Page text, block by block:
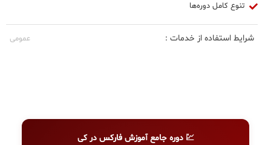
تنوع کامل دوره‌ها
شرایط استفاده از خدمات : عمومی
💹 دوره جامع آموزش فارکس در کی